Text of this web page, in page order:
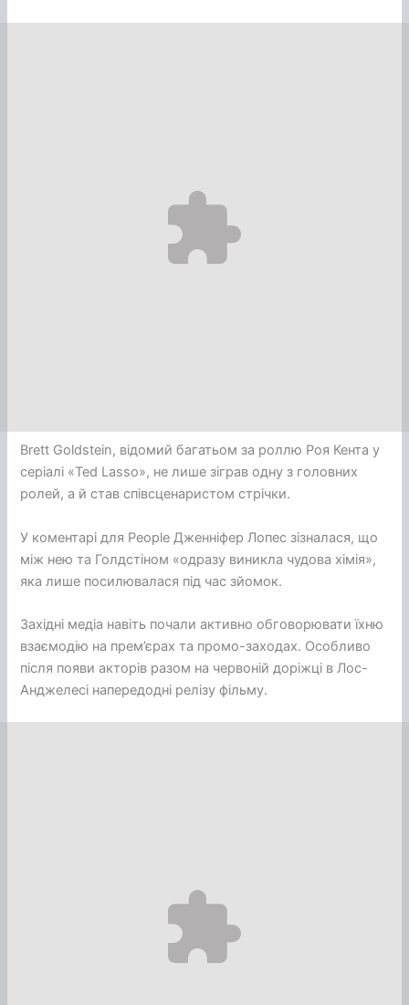
Brett Goldstein, відомий багатьом за роллю Роя Кента у
серіалі «Ted Lasso», не лише зіграв одну з головних
ролей, а й став співсценаристом стрічки.
У коментарі для People Дженніфер Лопес зізналася, що
між нею та Голдстіном «одразу виникла чудова хімія»,
яка лише посилювалася під час зйомок.
Західні медіа навіть почали активно обговорювати їхню
взаємодію на прем’єрах та промо-заходах. Особливо
після появи акторів разом на червоній доріжці в Лос-
Анджелесі напередодні релізу фільму.